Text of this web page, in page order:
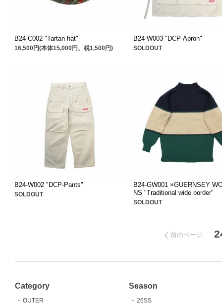
B24-C002 "Tartan hat"
16,500円(本体15,000円、税1,500円)
B24-W003 "DCP-Apron"
SOLDOUT
B24-W002 "DCP-Pants"
SOLDOUT
B24-GW001 ×GUERNSEY
NS "Traditional wide border"
SOLDOUT
前のページ
Category
OUTER
Season
26SS